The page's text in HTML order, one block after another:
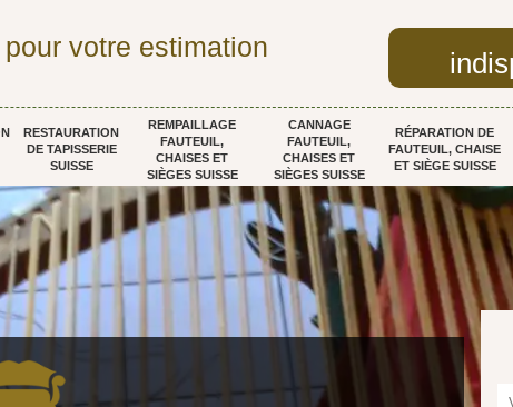
votre estimation
RESTAURATION
DE TAPISSERIE
SUISSE
REMPAILLAGE
FAUTEUIL,
CHAISES ET
SIÈGES SUISSE
CANNAGE
FAUTEUIL,
CHAISES ET
SIÈGES SUISSE
RÉPARATION DE
FAUTEUIL, CHAISE
ET SIÈGE SUISSE